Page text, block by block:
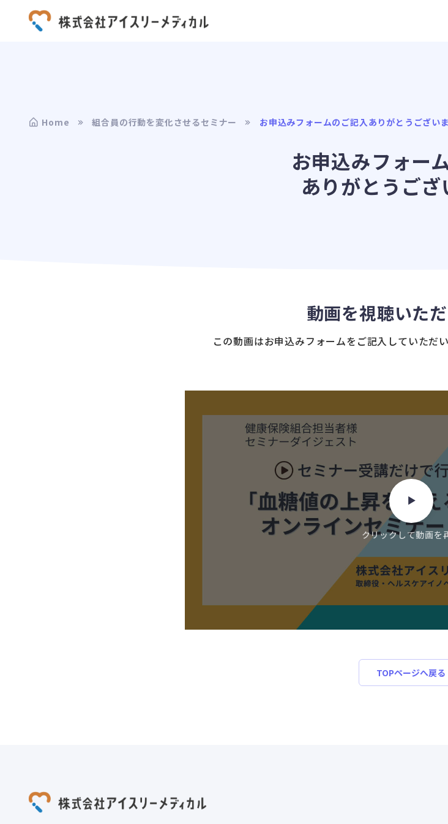
Home 組合員の行動を変化させるセミナー お申込みフォームのご記入ありがとうござい
お申込みフォー
ありがとうご
動画を視聴いただ
この動画はお申込みフォームをご記入していただ
クリックして動画を
TOPページへ戻る